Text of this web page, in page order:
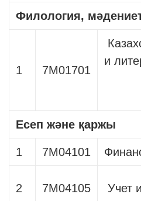
Филология,
1 7М01701
и
Есеп және қаржы
1 7М04101
2 7М04105 Учет